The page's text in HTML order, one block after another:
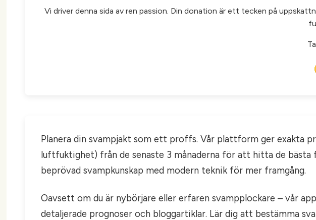
Vi driver denna sida av ren passion. Din donation är ett tecken på
Planera din svampjakt som ett proffs. Vår plattform ger exakta
luftfuktighet) från de senaste 3 månaderna för att hitta de bästa
beprövad svampkunskap med modern teknik för mer framgång.
Oavsett om du är nybörjare eller erfaren svampplockare – vår
detaljerade prognoser och bloggartiklar. Lär dig att bestämma